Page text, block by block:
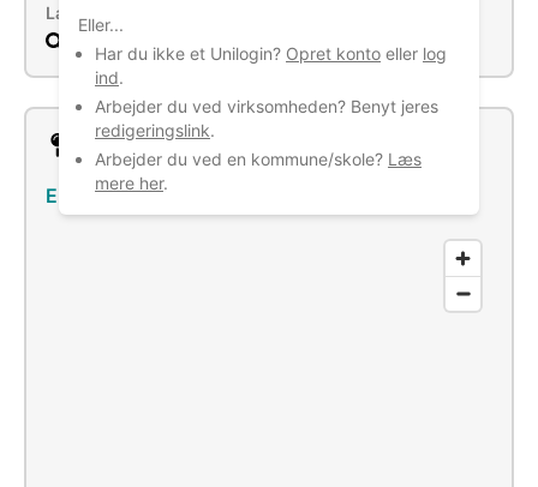
Eller...
Har du ikke et Unilogin? Opret konto eller log
ind.
Arbejder du ved virksomheden? Benyt jeres
redigeringslink.
Arbejder du ved en kommune/skole? Læs
mere her.
Læs mere
Søg
Lokation
Engvangen 5, 8732 Hovedgård